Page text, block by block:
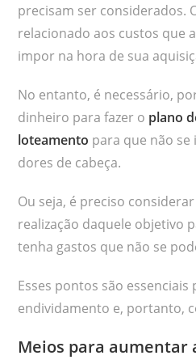
precisam ser considerados.
relacionado aos custos que
impor na hora de sua
No entanto, é necessário,
dinheiro para fazer o plano
loteamento para que não se
dores de cabeça.
Ou seja, é preciso
realização daquele objetivo
tenha gastos que não se
Esses pontos são essenciais
endividamento e, portanto,
Meios para aumentar